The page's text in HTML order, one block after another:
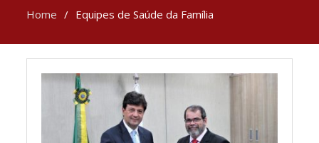
Home Equipes de Saúde da Família